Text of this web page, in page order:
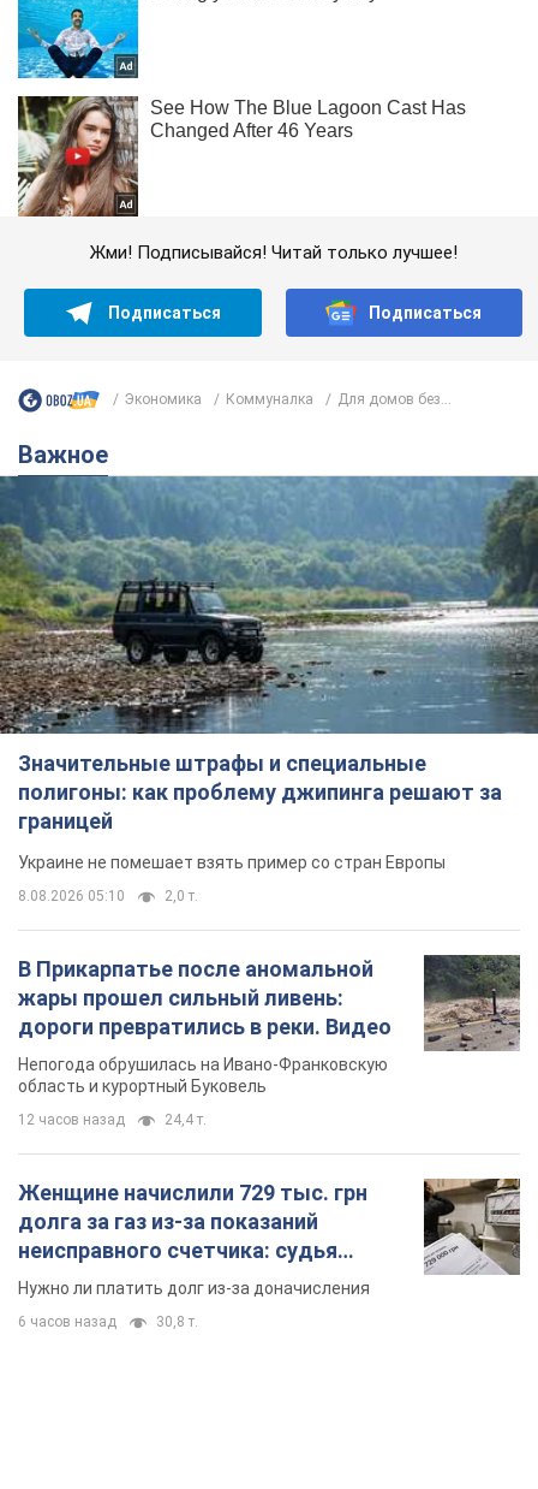
Жми! Подписывайся! Читай только лучшее!
Подписаться Подписаться
Экономика Коммуналка Для домов без...
Важное
Значительные штрафы и специальные
полигоны: как проблему джипинга решают за
границей
Украине не помешает взять пример со стран Европы
8.08.2026 05:10 2,0 т.
В Прикарпатье после аномальной
жары прошел сильный ливень:
дороги превратились в реки. Видео
Непогода обрушилась на Ивано-Франковскую
область и курортный Буковель
12 часов назад 24,4 т.
Женщине начислили 729 тыс. грн
долга за газ из-за показаний
неисправного счетчика: судья
вынес неожиданное решение
Нужно ли платить долг из-за доначисления
6 часов назад 30,8 т.